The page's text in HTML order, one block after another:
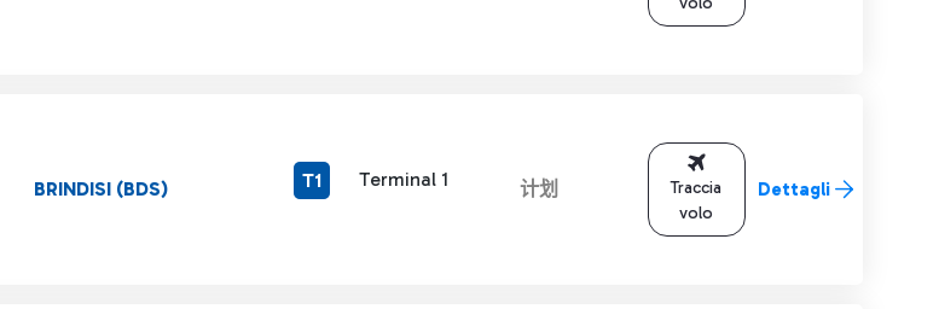
BRINDISI (BDS) T1 Terminal 1 计划
Traccia
volo
Dettagli